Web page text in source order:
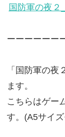
国防軍の夜２
ーーーーーー
「国防軍の
ます。
こちらはゲー
す。(A5サイ